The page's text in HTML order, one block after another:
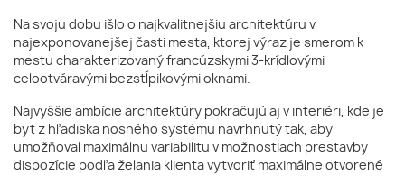
Na svoju dobu išlo o najkvalitnejšiu architektúru v
najexponovanejšej časti mesta, ktorej výraz je smerom k
mestu charakterizovaný francúzskymi 3-krídlovými
celootváravými bezstĺpikovými oknami.
Najvyššie ambície architektúry pokračujú aj v interiéri, kde je
byt z hľadiska nosného systému navrhnutý tak, aby
umožňoval maximálnu variabilitu v možnostiach prestavby
dispozície podľa želania klienta vytvoriť maximálne otvorené